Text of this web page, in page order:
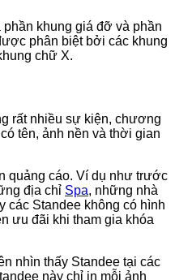
khung giá đỡ và phần
phân biệt bởi các khung
chữ X.
rất nhiều sự kiện, chương
tên, ảnh nền và thời gian
quảng cáo. Ví dụ như trước
địa chỉ Spa, những nhà
các Standee không có hình
ưu đãi khi tham gia khóa
nhìn thấy Standee tại các
này chỉ in mỗi ảnh